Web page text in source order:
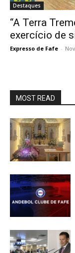
Destaques
“A Terra
exercício de
Expresso de Fafe -
MOST READ